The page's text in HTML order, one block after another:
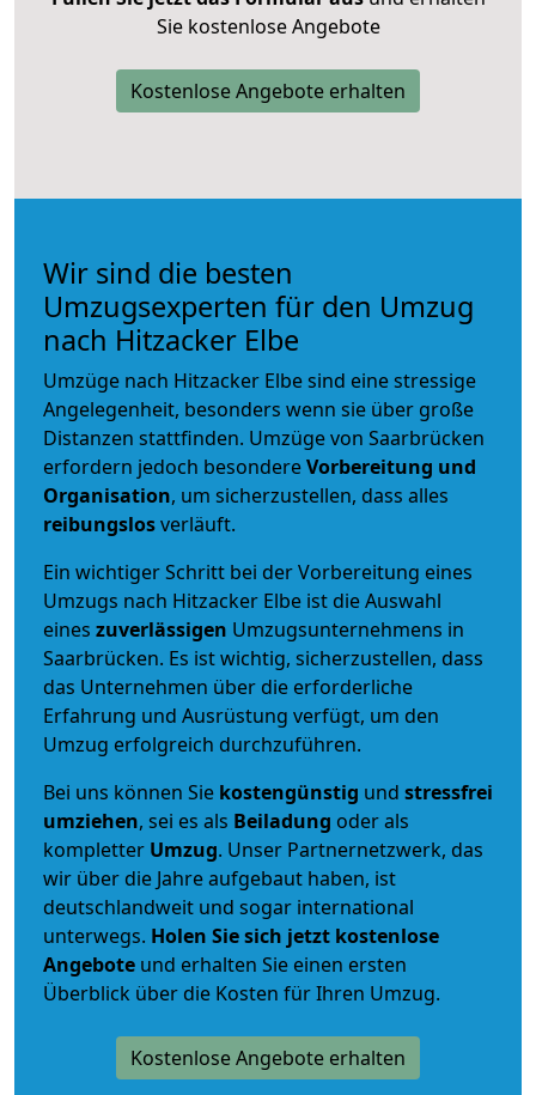
Sie kostenlose Angebote
Kostenlose Angebote erhalten
Wir sind die besten
Umzugsexperten für den Umzug
nach Hitzacker Elbe
Umzüge nach Hitzacker Elbe sind eine stressige
Angelegenheit, besonders wenn sie über große
Distanzen stattfinden. Umzüge von Saarbrücken
erfordern jedoch besondereVorbereitung und
Organisation, um sicherzustellen, dass alles
reibungslosverläuft.
Ein wichtiger Schritt bei der Vorbereitung eines
Umzugs nach Hitzacker Elbe ist die Auswahl
eines zuverlässigen Umzugsunternehmens in
Saarbrücken. Es ist wichtig, sicherzustellen, dass
das Unternehmen über die erforderliche
Erfahrung und Ausrüstung verfügt, um den
Umzug erfolgreich durchzuführen.
Bei uns können Sie kostengünstig und stressfrei
umziehen, sei es als Beiladung oder als
kompletter Umzug. Unser Partnernetzwerk, das
wir über die Jahre aufgebaut haben, ist
deutschlandweit und sogar international
unterwegs. Holen Sie sich jetzt kostenlose
Angebote und erhalten Sie einen ersten
Überblick über die Kosten für Ihren Umzug.
Kostenlose Angebote erhalten